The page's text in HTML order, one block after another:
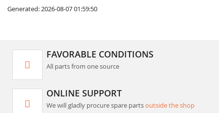
Generated: 2026-08-07 01:59:50
FAVORABLE CONDITIONS
All parts from one source
ONLINE SUPPORT
We will gladly procure spare partsoutside the shop